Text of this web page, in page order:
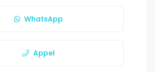
WhatsApp
Appel